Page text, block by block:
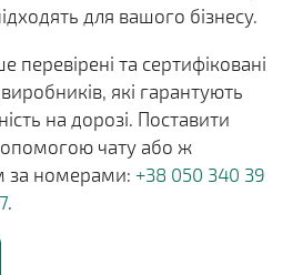
для вашого бізнесу.
та сертифіковані
які гарантують
на дорозі. Поставити
чату або ж
за номерами: +38 050 340 39
.